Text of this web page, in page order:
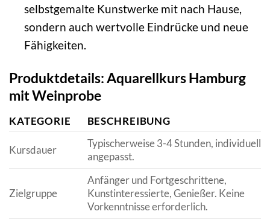
selbstgemalte Kunstwerke mit nach Hause,
sondern auch wertvolle Eindrücke und neue
Fähigkeiten.
Produktdetails: Aquarellkurs Hamburg
mit Weinprobe
KATEGORIE BESCHREIBUNG
Kursdauer
Typischerweise 3-4 Stunden, individuell
angepasst.
Zielgruppe
Anfänger und Fortgeschrittene,
Kunstinteressierte, Genießer. Keine
Vorkenntnisse erforderlich.